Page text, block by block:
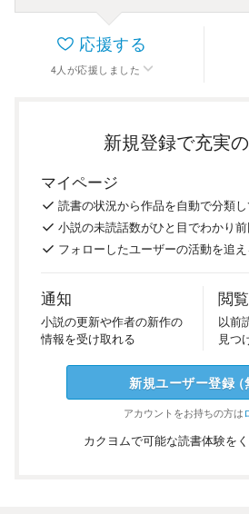
応援する
4 人 が応援しました
新規登録で充実
マイページ
読書の状況から作品を自動で分類
小説の未読話数がひと目でわかり
フォローしたユーザーの活動を追
通知
小説の更新や作者の新作の
情報を受け取れる
閲
以前
見つ
新規ユーザー登録（
アカウントをお持ちの方は
カクヨムで可能な読書体験を